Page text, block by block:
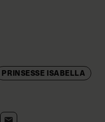
PRINSESSE ISABELLA